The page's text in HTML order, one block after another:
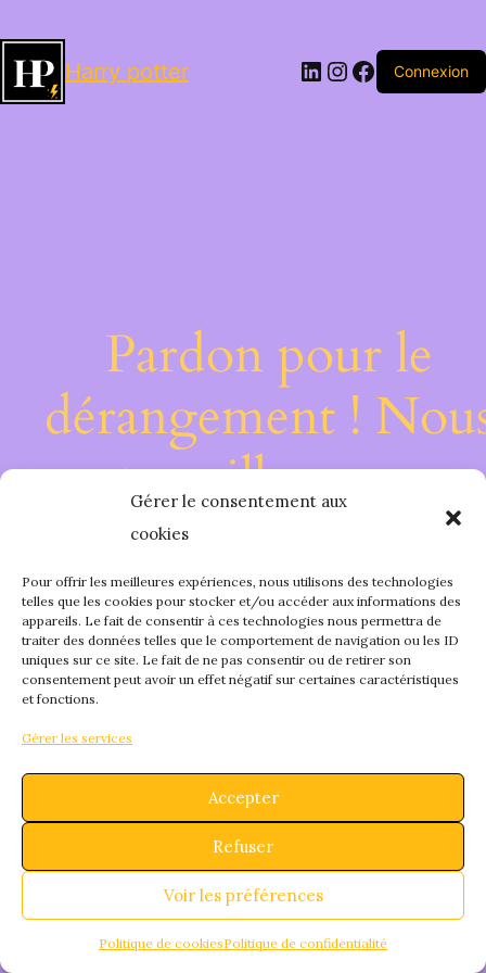
Gérer le consentement aux
cookies
Pour offrir les meilleures expériences, nous utilisons des technologies
telles que les cookies pour stocker et/ou accéder aux informations des
appareils. Le fait de consentir à ces technologies nous permettra de
traiter des données telles que le comportement de navigation ou les ID
uniques sur ce site. Le fait de ne pas consentir ou de retirer son
consentement peut avoir un effet négatif sur certaines caractéristiques
et fonctions.
Gérer les services
Accepter
Refuser
Voir les préférences
Politique de cookiesPolitique de confidentialité
Harry potter LinkedIn
Instagram
Facebook
Connexion
Pardon pour le
dérangement !
travaillons sur
quelque chose de
fantastique –
bientôt !